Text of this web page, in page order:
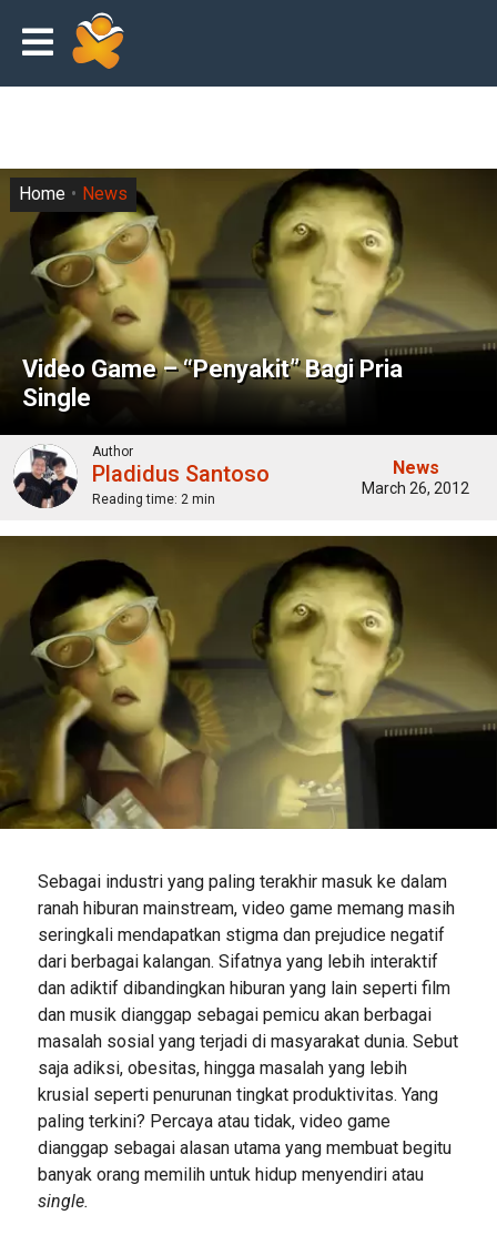
Video Game – “Penyakit” Bagi Pria
Single
Home News
Author
Pladidus Santoso
Reading time: 2 min
News
March 26, 2012
Sebagai industri yang paling terakhir masuk ke dalam
ranah hiburan mainstream, video game memang masih
seringkali mendapatkan stigma dan prejudice negatif
dari berbagai kalangan. Sifatnya yang lebih interaktif
dan adiktif dibandingkan hiburan yang lain seperti film
dan musik dianggap sebagai pemicu akan berbagai
masalah sosial yang terjadi di masyarakat dunia. Sebut
saja adiksi, obesitas, hingga masalah yang lebih
krusial seperti penurunan tingkat produktivitas. Yang
paling terkini? Percaya atau tidak, video game
dianggap sebagai alasan utama yang membuat begitu
banyak orang memilih untuk hidup menyendiri atau
single.